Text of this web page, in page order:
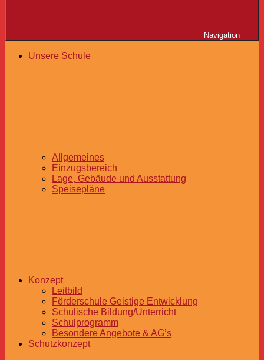
Navigation
Unsere Schule
Allgemeines
Einzugsbereich
Lage, Gebäude und Ausstattung
Speisepläne
Konzept
Leitbild
Förderschule Geistige Entwicklung
Schulische Bildung/Unterricht
Schulprogramm
Besondere Angebote & AG’s
Schutzkonzept